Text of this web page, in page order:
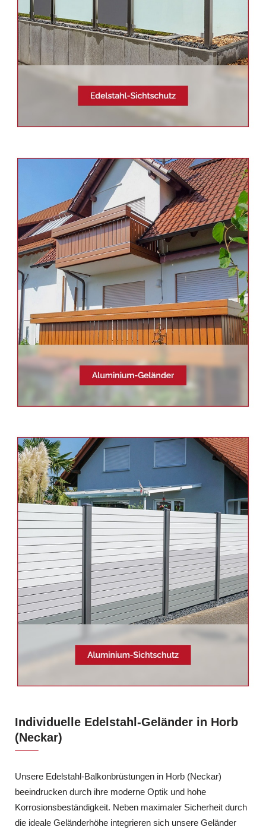
Siehe auch
Balkonsanierung
Eningen (Achalm) -
Schmid &
Jakobs: ✓Aluminium
Geländerbau, Edelstahl
Terrassendach, Balkongeländer,
Sichtschutz
Individuelle Edelstahl-Geländer in Horb
(Neckar)
Unsere Edelstahl-Balkonbrüstungen in Horb (Neckar)
beeindrucken durch ihre moderne Optik und hohe
Korrosionsbeständigkeit. Neben maximaler Sicherheit durch
die ideale Geländerhöhe integrieren sich unsere Geländer